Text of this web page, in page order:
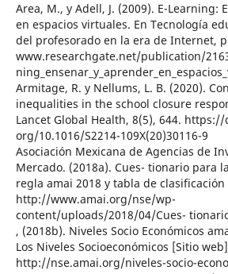
Area, M., y Adell, J. (2009). E-Learning:
en espacios virtuales. En Tecnología
del profesorado en la era de Internet,
www.researchgate.net/publication/
Armitage, R. y Nellums, L. B. (2020).
inequalities in the school closure
Lancet Global Health, 8(5), 644. https://
org/10.1016/S2214-109X(20)30116-9
Asociación Mexicana de Agencias de
Mercado. (2018a). Cues- tionario para
regla amai 2018 y tabla de
http://www.amai.org/nse/wp-
content/uploads/2018/04/Cues-
, (2018b). Niveles Socio Económicos
Los Niveles Socioeconómicos [Sitio
http://nse.amai.org/niveles-socio-